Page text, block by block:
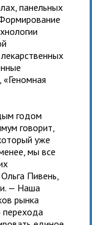
панельных
«Геномная
годом
говорит,
уже
мы все
Пивень,
— Наша
рынка
перехода